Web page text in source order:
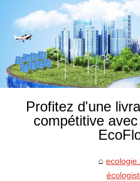
Profitez d'une
compétitive